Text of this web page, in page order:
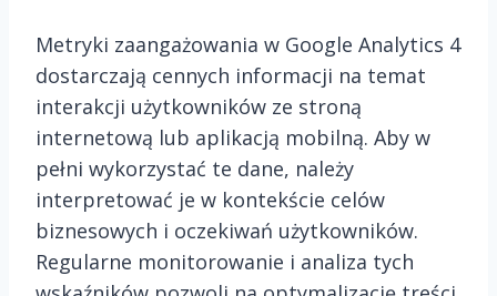
Metryki zaangażowania w Google Analytics 4
dostarczają cennych informacji na temat
interakcji użytkowników ze stroną
internetową lub aplikacją mobilną. Aby w
pełni wykorzystać te dane, należy
interpretować je w kontekście celów
biznesowych i oczekiwań użytkowników.
Regularne monitorowanie i analiza tych